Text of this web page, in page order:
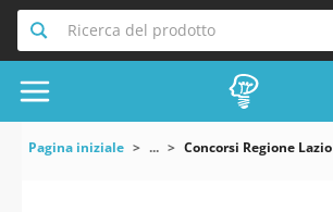
Ricerca del prodotto
Pagina iniziale ... Concorsi Regione Lazio